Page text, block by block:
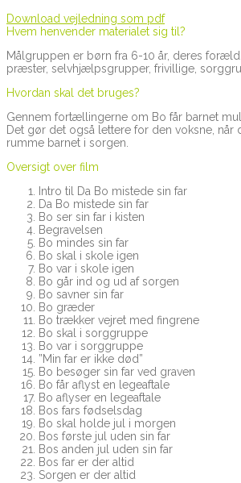
Download vejledning som pdf
Hvem henvender materialet sig til?
Målgruppen er børn fra 6-10 år, deres
præster, selvhjælpsgrupper, frivillige,
Hvordan skal det bruges?
Gennem fortællingerne om Bo får barnet
Det gør det også lettere for den voksne, når
rumme barnet i sorgen.
Oversigt over film
Intro til Da Bo mistede sin far
Da Bo mistede sin far
Bo ser sin far i kisten
Begravelsen
Bo mindes sin far
Bo skal i skole igen
Bo var i skole igen
Bo går ind og ud af sorgen
Bo savner sin far
Bo græder
Bo trækker vejret med fingrene
Bo skal i sorggruppe
Bo var i sorggruppe
”Min far er ikke død”
Bo besøger sin far ved graven
Bo får aflyst en legeaftale
Bo aflyser en legeaftale
Bos fars fødselsdag
Bo skal holde jul i morgen
Bos første jul uden sin far
Bos anden jul uden sin far
Bos far er der altid
Sorgen er der altid